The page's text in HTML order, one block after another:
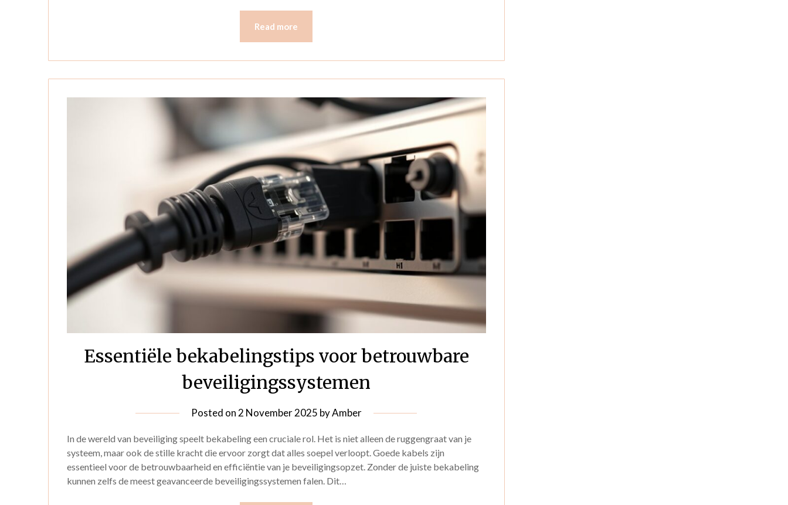
Read more
Essentiële bekabelingstips voor betrouwbare
beveiligingssystemen
Posted on 2 November 2025 byAmber
In de wereld van beveiliging speelt bekabeling een cruciale rol. Het is niet alleen de ruggengraat van je
systeem, maar ook de stille kracht die ervoor zorgt dat alles soepel verloopt. Goede kabels zijn
essentieel voor de betrouwbaarheid en efficiëntie van je beveiligingsopzet. Zonder de juiste bekabeling
kunnen zelfs de meest geavanceerde beveiligingssystemen falen. Dit…